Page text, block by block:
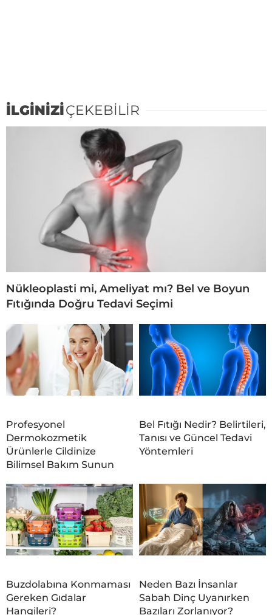
İLGİNİZİÇEKEBİLİR
Nükleoplasti mi, Ameliyat mı? Bel ve Boyun
Fıtığında Doğru Tedavi Seçimi
Profesyonel
Dermokozmetik
Ürünlerle Cildinize
Bilimsel Bakım Sunun
Bel Fıtığı Nedir? Belirtileri,
Tanısı ve Güncel Tedavi
Yöntemleri
Buzdolabına Konmaması
Gereken Gıdalar
Hangileri?
Neden Bazı İnsanlar
Sabah Dinç Uyanırken
Bazıları Zorlanıyor?